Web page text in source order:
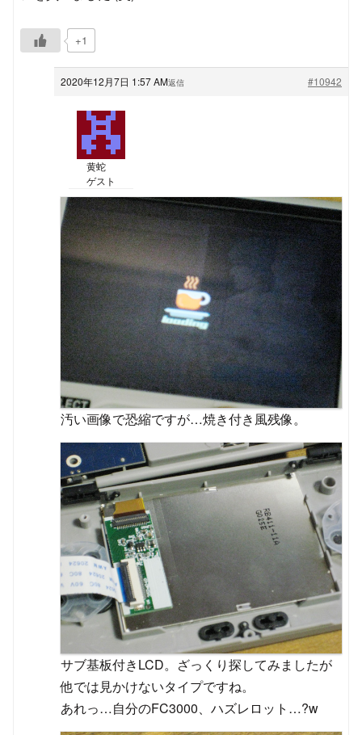
+1
2020年12月7日 1:57 AM #10942
返信
黄蛇
ゲスト
汚い画像で恐縮ですが…焼き付き風残像。
サブ基板付きLCD。ざっくり探してみましたが
他では見かけないタイプですね。
あれっ…自分のFC3000、ハズレロット…?w